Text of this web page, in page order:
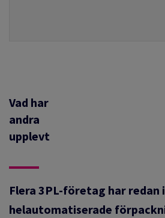
Vad har
andra
upplevt
Flera 3PL-företag har
helautomatiserade